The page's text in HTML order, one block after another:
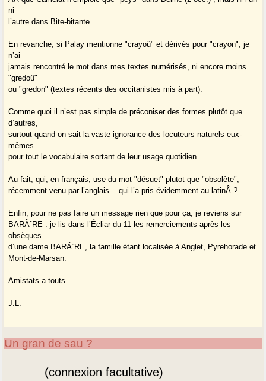
ni
l’autre dans Bite-bitante.
En revanche, si Palay mentionne "crayoû" et dérivés pour "crayon", je
n’ai
jamais rencontré le mot dans mes textes numérisés, ni encore moins
"gredoû"
ou "gredon" (textes récents des occitanistes mis à part).
Comme quoi il n’est pas simple de préconiser des formes plutôt que
d’autres,
surtout quand on sait la vaste ignorance des locuteurs naturels eux-
mêmes
pour tout le vocabulaire sortant de leur usage quotidien.
Au fait, qui, en français, use du mot "désuet" plutot que "obsolète",
récemment venu par l’anglais... qui l’a pris évidemment au latinÂ ?
Enfin, pour ne pas faire un message rien que pour ça, je reviens sur
BARÃˆRE : je lis dans l’Écliar du 11 les remerciements après les
obsèques
d’une dame BARÃˆRE, la famille étant localisée à Anglet, Pyrehorade et
Mont-de-Marsan.
Amistats a touts.
J.L.
Un gran de sau ?
(connexion facultative)